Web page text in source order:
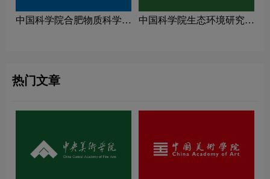
中国科学院合肥物质科学研
中国科学院生态环境研究中
热门文章